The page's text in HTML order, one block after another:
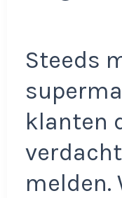
Steeds
klanten
melden.